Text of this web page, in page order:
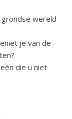
wereld
je van de
die u niet